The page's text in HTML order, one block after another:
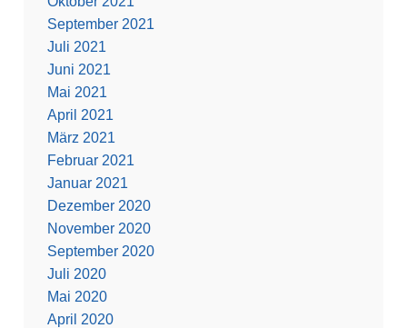
September 2021
Juli 2021
Juni 2021
Mai 2021
April 2021
März 2021
Februar 2021
Januar 2021
Dezember 2020
November 2020
September 2020
Juli 2020
Mai 2020
April 2020